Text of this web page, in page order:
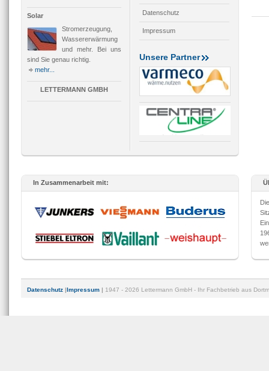
Solar
Stromerzeugung,
Wassererwärmung
und mehr. Bei uns
sind Sie genau richtig.
mehr...
LETTERMANN GMBH
Datenschutz
Impressum
Unsere Partner
In Zusammenarbeit mit:
Datenschutz |Impressum | 1947 - 2026 Lettermann GmbH - Ihr Fachbetrieb aus